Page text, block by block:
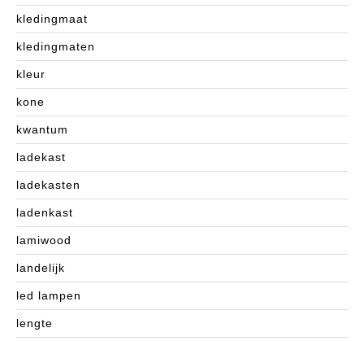
kledingmaat
kledingmaten
kleur
kone
kwantum
ladekast
ladekasten
ladenkast
lamiwood
landelijk
led lampen
lengte